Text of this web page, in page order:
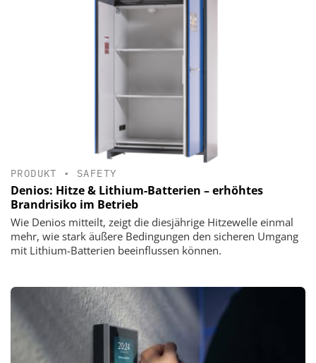
PRODUKT • SAFETY
Denios: Hitze & Lithium-Batterien – erhöhtes
Brandrisiko im Betrieb
Wie Denios mitteilt, zeigt die diesjährige Hitzewelle einmal
mehr, wie stark äußere Bedingungen den sicheren Umgang
mit Lithium-Batterien beeinflussen können.